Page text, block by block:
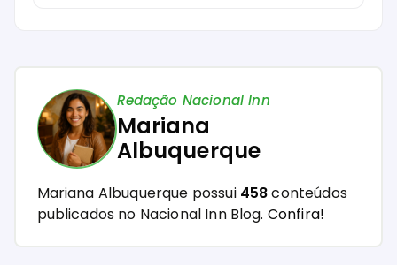
Redação Nacional Inn
Mariana
Albuquerque
Mariana Albuquerque possui 458conteúdos
publicados no Nacional Inn Blog. Confira!